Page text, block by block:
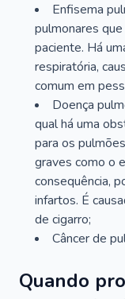
Enfisema
pulmonares
paciente. Há
respiratória,
comum em
Doença
qual há uma
para os
graves como o
consequência,
infartos. É
de cigarro;
Câncer de
Quando